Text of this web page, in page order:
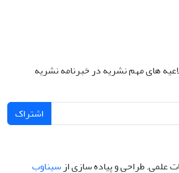
های مهم نشریه در خبرنامه نشریه
اشتراک
علمی.طراحی و پیاده سازی ازسیناوب